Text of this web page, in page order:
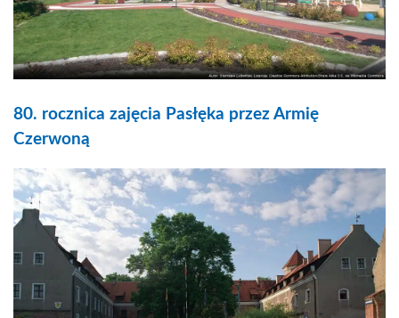
80. rocznica zajęcia Pasłęka przez Armię
Czerwoną